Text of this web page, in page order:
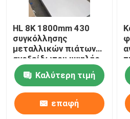
HL 8K 1800mm 430
συγκόλλησης
μεταλλικών πιάτων
ανοξείδωτου υψηλής
επίδοσης
Καλύτερη τιμή
επαφή